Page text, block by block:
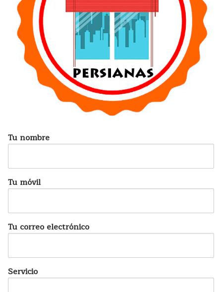
Tu nombre
Tu móvil
Tu correo electrónico
Servicio